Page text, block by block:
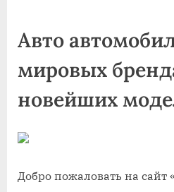
Авто
мировых
новейших
Добро пожаловать на сайт